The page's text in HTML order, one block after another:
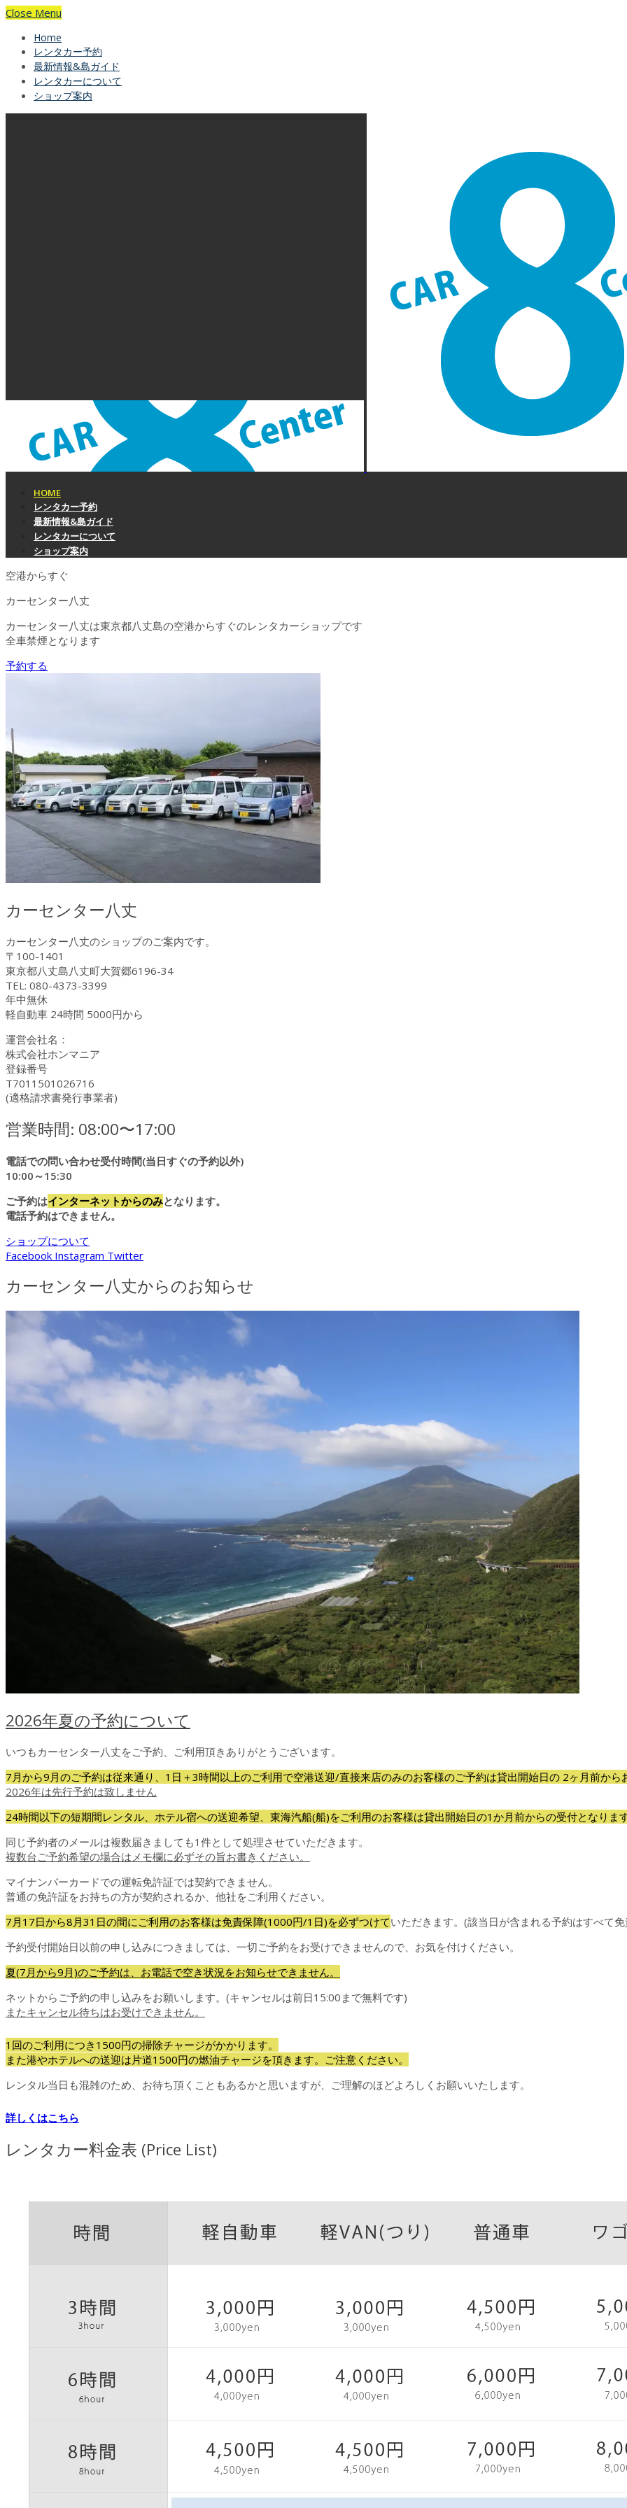
Close Menu
Home
レンタカー予約
最新情報&島ガイド
レンタカーについて
ショップ案内
HOME
レンタカー予約
最新情報&島ガイド
レンタカーについて
ショップ案内
空港からすぐ
カーセンター八丈
カーセンター八丈は東京都八丈島の空港からすぐのレンタカーショップです
全車禁煙となります
予約する
カーセンター八丈
カーセンター八丈のショップのご案内です。
〒100-1401
東京都八丈島八丈町大賀郷6196-34
TEL: 080-4373-3399
年中無休
軽自動車 24時間 5000円から
運営会社名：
株式会社ホンマニア
登録番号
T7011501026716
(適格請求書発行事業者)
営業時間: 08:00〜17:00
電話での問い合わせ受付時間(当日すぐの予約以外)
10:00～15:30
ご予約はインターネットからのみとなります。
電話予約はできません。
ショップについて
Facebook Instagram Twitter
カーセンター八丈からのお知らせ
2026年夏の予約について
いつもカーセンター八丈をご予約、ご利用頂きありがとうございます。
7月から9月のご予約は従来通り、1日＋3時間以上のご利用で空港送迎/直接来店のみのお客様のご予約は貸出開始日の 2ヶ月前から
2026年は先行予約は致しません
24時間以下の短期間レンタル、ホテル宿への送迎希望、東海汽船(船)をご利用のお客様は貸出開始日の1か月前からの受付となります
同じ予約者のメールは複数届きましても1件として処理させていただきます。
複数台ご予約希望の場合はメモ欄に必ずその旨お書きください。
マイナンバーカードでの運転免許証では契約できません。
普通の免許証をお持ちの方が契約されるか、他社をご利用ください。
7月17日から8月31日の間にご利用のお客様は免責保障(1000円/1日)を必ずつけていただきます。(該当日が含まれる予約はすべて
予約受付開始日以前の申し込みにつきましては、一切ご予約をお受けできませんので、お気を付けください。
夏(7月から9月)のご予約は、お電話で空き状況をお知らせできません。
ネットからご予約の申し込みをお願いします。(キャンセルは前日15:00まで無料です)
またキャンセル待ちはお受けできません。
1回のご利用につき1500円の掃除チャージがかかります。
また港やホテルへの送迎は片道1500円の燃油チャージを頂きます。ご注意ください。
レンタル当日も混雑のため、お待ち頂くこともあるかと思いますが、ご理解のほどよろしくお願いいたします。
詳しくはこちら
レンタカー料金表 (Price List)